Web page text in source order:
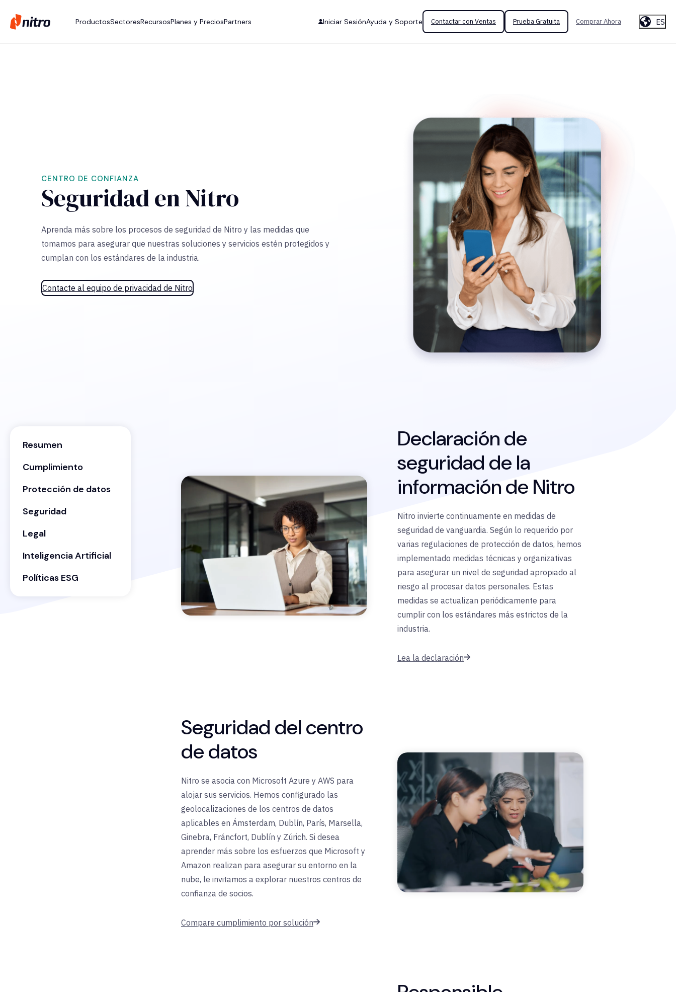
ProductosSectoresRecursosPlanes y PreciosPartners Iniciar SesiónAyuda y Soporte Contactar con Ventas Prueba Gratuita Comprar Ahora ES
CENTRO DE CONFIANZA
Seguridad en Nitro
Aprenda más sobre los procesos de seguridad de Nitro y las medidas que
tomamos para asegurar que nuestras soluciones y servicios estén protegidos y
cumplan con los estándares de la industria.
Contacte al equipo de privacidad de Nitro
Resumen
Cumplimiento
Protección de datos
Seguridad
Legal
Inteligencia Artificial
Políticas ESG
Declaración de
seguridad de la
información de Nitro
Nitro invierte continuamente en medidas de
seguridad de vanguardia. Según lo requerido por
varias regulaciones de protección de datos, hemos
implementado medidas técnicas y organizativas
para asegurar un nivel de seguridad apropiado al
riesgo al procesar datos personales. Estas
medidas se actualizan periódicamente para
cumplir con los estándares más estrictos de la
industria.
Lea la declaración
Seguridad del centro
de datos
Nitro se asocia con Microsoft Azure y AWS para
alojar sus servicios. Hemos configurado las
geolocalizaciones de los centros de datos
aplicables en Ámsterdam, Dublín, París, Marsella,
Ginebra, Fráncfort, Dublín y Zúrich. Si desea
aprender más sobre los esfuerzos que Microsoft y
Amazon realizan para asegurar su entorno en la
nube, le invitamos a explorar nuestros centros de
confianza de socios.
Compare cumplimiento por solución